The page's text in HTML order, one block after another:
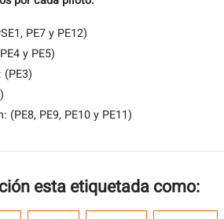
PE7 y PE12)
y PE5)
(PE8, PE9, PE10 y PE11)
esta etiquetada como: